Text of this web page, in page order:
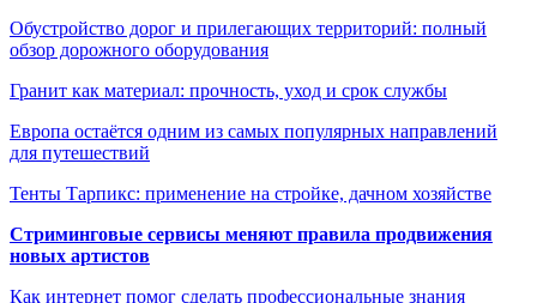
Обустройство дорог и прилегающих территорий: полный
обзор дорожного оборудования
Гранит как материал: прочность, уход и срок службы
Европа остаётся одним из самых популярных направлений
для путешествий
Тенты Тарпикс: применение на стройке, дачном хозяйстве
Стриминговые сервисы меняют правила продвижения
новых артистов
Как интернет помог сделать профессиональные знания